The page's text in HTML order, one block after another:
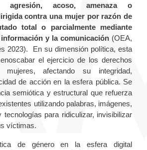
acoso, amenaza o
contra una mujer por razón de
total o parcialmente mediante
y la comunicación (OEA,
2023). En su dimensión política, esta
el ejercicio de los derechos
afectando su integridad,
de acción en la esfera pública. Se
semiótica y estructural que refuerza
utilizando palabras, imágenes,
tecnologías para ridiculizar, invisibilizar
víctimas.
de género en la esfera digital